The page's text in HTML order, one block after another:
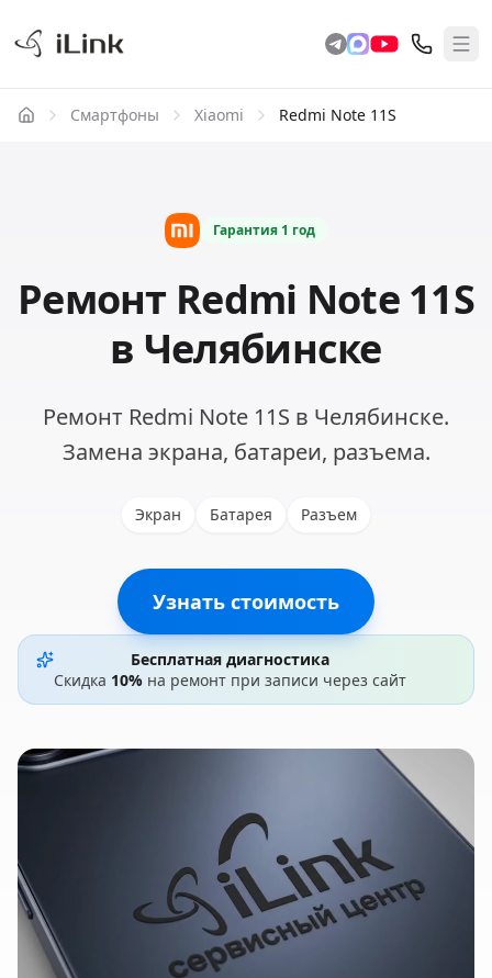
Смартфоны Xiaomi Redmi Note 11S
Гарантия 1 год
Ремонт Redmi Note 11S
в Челябинске
Ремонт Redmi Note 11S в Челябинске.
Замена экрана, батареи, разъема.
Экран Батарея Разъем
Узнать стоимость
Бесплатная диагностика
Скидка 10% на ремонт при записи через сайт